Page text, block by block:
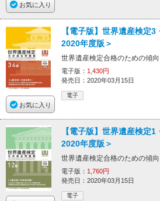
お気に入り
お気に入り
【電子版】世界遺産検定
2020年度版＞
世界遺産検定合格のための傾
電子版： 1,430円
発売日：2020年03月15日
電子
【電子版】世界遺産検定
2020年度版＞
世界遺産検定合格のための傾
電子版： 1,760円
発売日：2020年03月15日
電子